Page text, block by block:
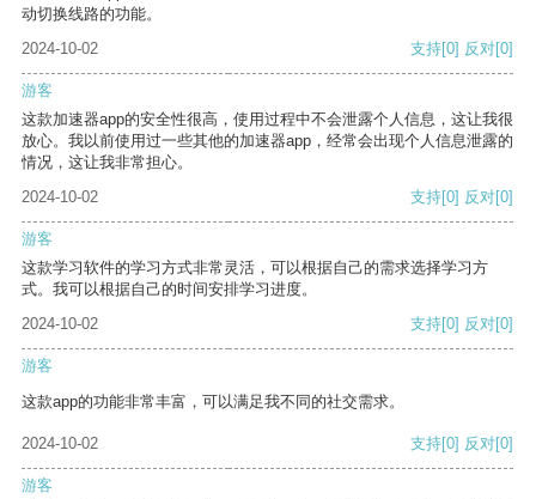
动切换线路的功能。
2024-10-02
支持[0] 反对[0]
游客
这款加速器app的安全性很高，使用过程中不会泄露个人信息，这让我很
放心。我以前使用过一些其他的加速器app，经常会出现个人信息泄露的
情况，这让我非常担心。
2024-10-02
支持[0] 反对[0]
游客
这款学习软件的学习方式非常灵活，可以根据自己的需求选择学习方
式。我可以根据自己的时间安排学习进度。
2024-10-02
支持[0] 反对[0]
游客
这款app的功能非常丰富，可以满足我不同的社交需求。
2024-10-02 支持[0] 反对[0]
游客